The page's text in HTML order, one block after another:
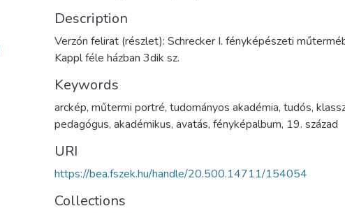
Description
Verzón felirat (részlet): Schrecker I. fényképészeti
Kappl féle házban 3dik sz.
Keywords
arckép, műtermi portré, tudományos akadémia, tudós,
pedagógus, akadémikus, avatás, fényképalbum, 19. század
URI
https://bea.fszek.hu/handle/20.500.14711/154054
Collections